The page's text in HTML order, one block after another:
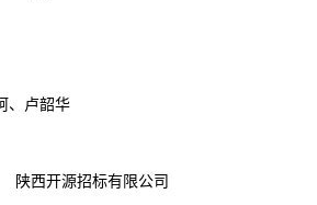
、卢韶华
陕西开源招标有限公司